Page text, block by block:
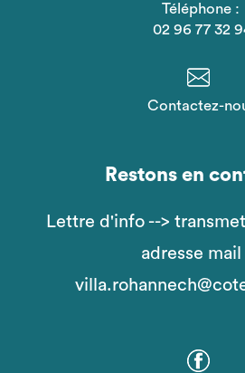
Téléphone :
02 96 77 32
Contactez-
Restons en
Lettre d'info -->
adresse mail